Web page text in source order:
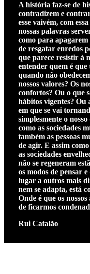
A história faz-se de
contradizem e
esse vaivém, com
nossas palavras
como para
de resgatar enredos
que parece resistir à
entender quem é
quando não
nossos valores? Os
confortos? Ou o que
hábitos vigentes? Ou
em que se vai
simplesmente o
como as sociedades
também as pessoas
de agir. E assim
as sociedades
não se regeneram
os modos de pensar
lugar a outros mais
nem se adapta, está
Onde é que os
de ficarmos
Rui Catalão